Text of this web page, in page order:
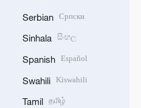
Serbian Српски
Sinhala සිංහල
Spanish Español
Swahili Kiswahili
Tamil தமிழ்